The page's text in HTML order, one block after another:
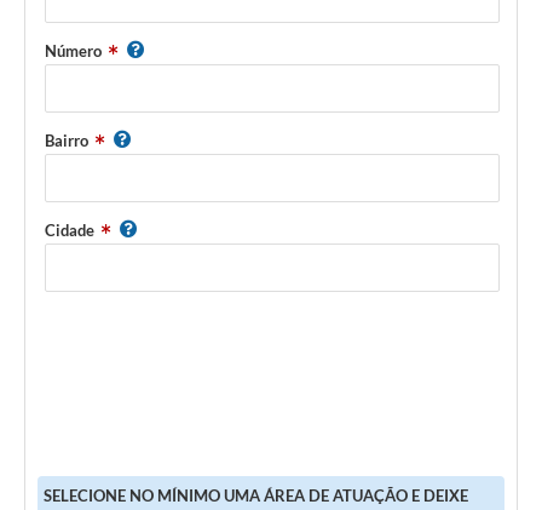
Número
Bairro
Cidade
SELECIONE NO MÍNIMO UMA ÁREA DE ATUAÇÃO E DEIXE